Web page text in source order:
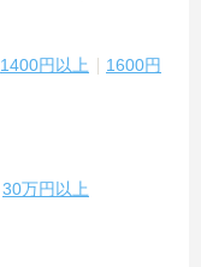
1400円以上
1600円
30万円以上